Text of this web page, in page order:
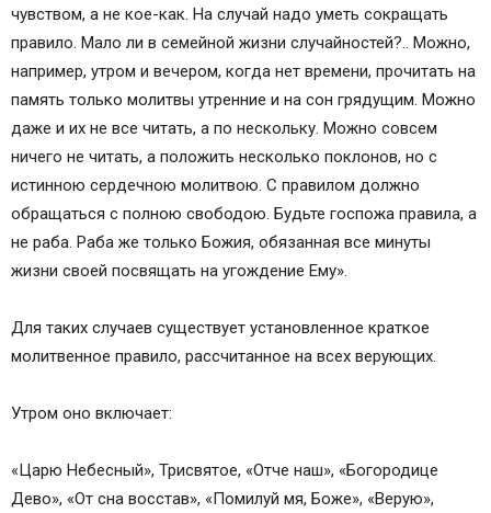
чувством, а не кое-как. На случай надо уметь сокращать
правило. Мало ли в семейной жизни случайностей?.. Можно,
например, утром и вечером, когда нет времени, прочитать на
память только молитвы утренние и на сон грядущим. Можно
даже и их не все читать, а по нескольку. Можно совсем
ничего не читать, а положить несколько поклонов, но с
истинною сердечною молитвою. С правилом должно
обращаться с полною свободою. Будьте госпожа правила, а
не раба. Раба же только Божия, обязанная все минуты
жизни своей посвящать на угождение Ему».
Для таких случаев существует установленное краткое
молитвенное правило, рассчитанное на всех верующих.
Утром оно включает:
«Царю Небесный», Трисвятое, «Отче наш», «Богородице
Дево», «От сна восстав», «Помилуй мя, Боже», «Верую»,